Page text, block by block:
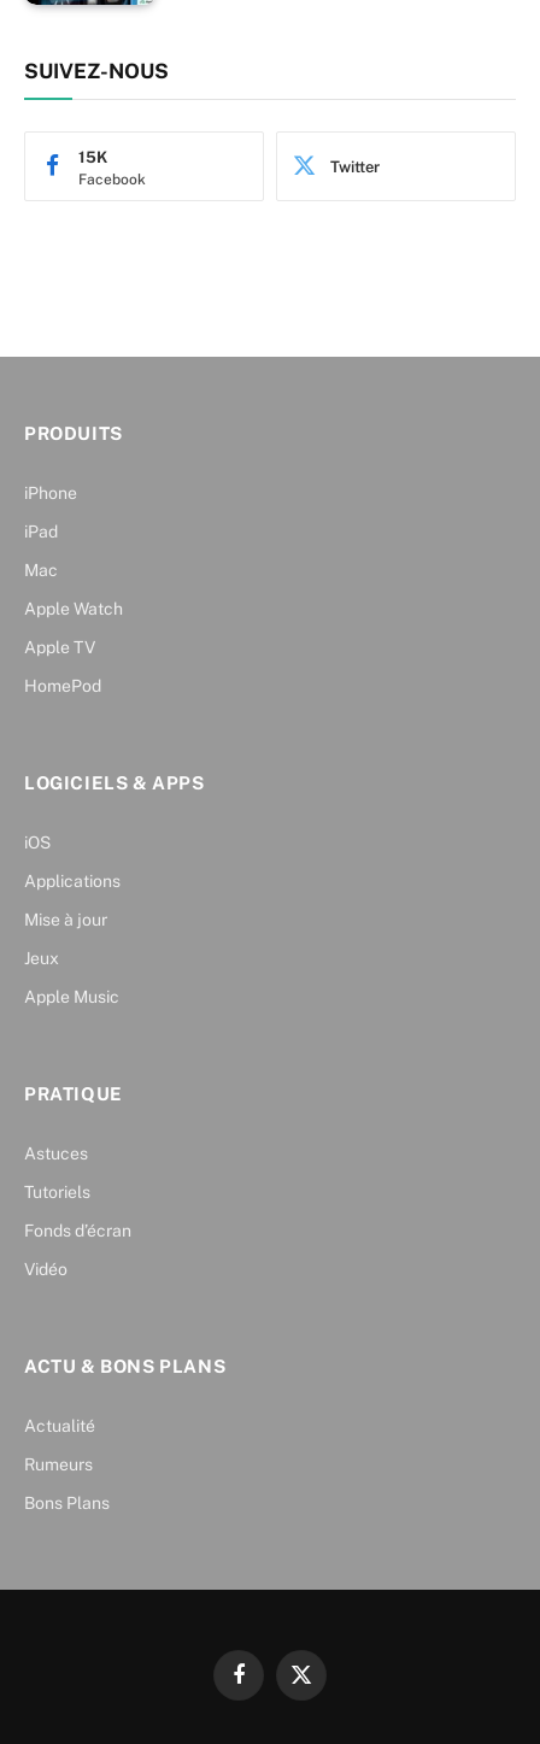
SUIVEZ-NOUS
Facebook
15K Twitter
PRODUITS
iPhone
iPad
Mac
Apple Watch
Apple TV
HomePod
LOGICIELS & APPS
iOS
Applications
Mise à jour
Jeux
Apple Music
PRATIQUE
Astuces
Tutoriels
Fonds d’écran
Vidéo
ACTU & BONS PLANS
Actualité
Rumeurs
Bons Plans
FacebookX